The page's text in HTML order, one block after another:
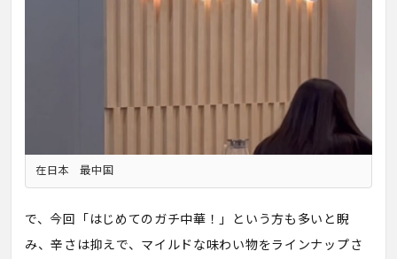
在日本 最中国
で、今回「はじめてのガチ中華！」という方も多いと睨
み、辛さは抑えで、マイルドな味わい物をラインナップさ